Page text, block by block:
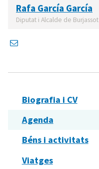
Rafa García García
Diputat i Alcalde de Burjassot
Biografia i CV
Agenda
Béns i activitats
Viatges